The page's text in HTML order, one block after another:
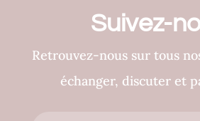
Suivez-
Retrouvez-nous sur tous
échanger, discuter et